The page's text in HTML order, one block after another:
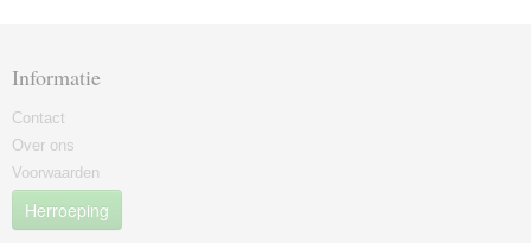
Informatie
Contact
Over ons
Voorwaarden
Herroeping